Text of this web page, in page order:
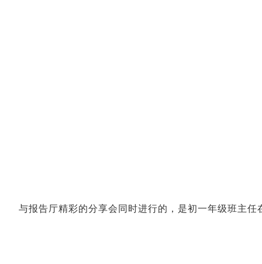
与报告厅精彩的分享会同时进行的，是初一年级班主